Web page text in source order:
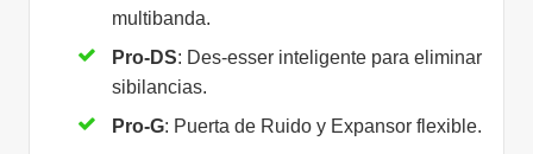
multibanda.
Pro-DS: Des-esser inteligente para eliminar
sibilancias.
Pro-G: Puerta de Ruido y Expansor flexible.